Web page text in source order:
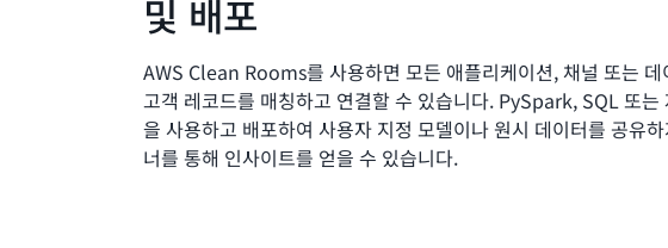
및 배포
AWS Clean Rooms를 사용하면 모든 애플리케이션, 채널 또는 데
고객 레코드를 매칭하고 연결할 수 있습니다. PySpark, SQL 또는
을 사용하고 배포하여 사용자 지정 모델이나 원시 데이터를 공유
너를 통해 인사이트를 얻을 수 있습니다.